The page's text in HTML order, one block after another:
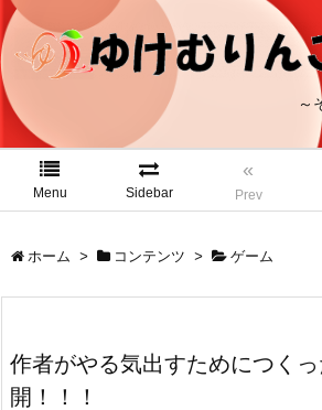
～
Menu Sidebar
«
Prev
ホーム > コンテンツ > ゲーム
作者がやる気出すためにつく
開！！！